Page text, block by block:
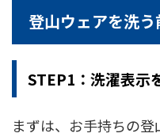
登山ウェアを洗
STEP1：洗濯表示
まずは、お手持ちの